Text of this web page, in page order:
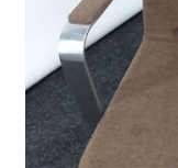
Mämminiemi
Taideapteekki